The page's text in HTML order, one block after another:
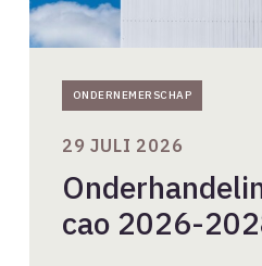
ONDERNEMERSCHAP
cao 2026-
29 JULI 2026